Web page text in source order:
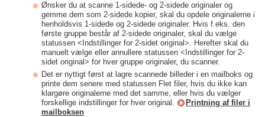
Ønsker du at scanne 1-sidede- og 2-sidede originaler og
gemme dem som 2-sidede kopier, skal du opdele originalerne i
henholdsvis 1-sidede og 2-sidede originaler. Hvis f.eks. den
første gruppe består af 2-sidede originaler, skal du vælge
statussen <Indstillinger for 2-sidet original>. Herefter skal du
manuelt vælge eller annullere statussen <Indstillinger for 2-
sidet original> for hver gruppe originaler, du scanner.
Det er nyttigt først at lagre scannede billeder i en mailboks og
printe dem senere med statussen Flet filer, hvis du ikke kan
klargøre originalerne med det samme, eller hvis du vælger
forskellige indstillinger for hver original.
Printning af filer i
mailboksen